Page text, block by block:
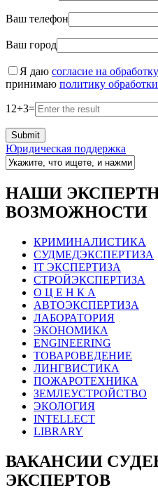
Ваш телефон
Ваш город
Я даю согласие на
принимаю политику
12+3=
Юридическая поддержка
НАШИ
ВОЗМОЖНОСТИ
КРИМИНАЛИСТИКА
СУДМЕДЭКСПЕРТИЗА
IT ЭКСПЕРТИЗА
СТРОЙЭКСПЕРТИЗА
О Ц Е Н К А
АВТОЭКСПЕРТИЗА
ЛАБОРАТОРИЯ
ЭКОНОМИКА
ENGINEERING
ТОВАРОВЕДЕНИЕ
ЛИНГВИСТИКА
ПОЖАРОТЕХНИКА
ЗЕМЛЕУСТРОЙСТВО
ЭКОЛОГИЯ
INTELLECT
LIBRARY
ВАКАНСИИ
ЭКСПЕРТОВ